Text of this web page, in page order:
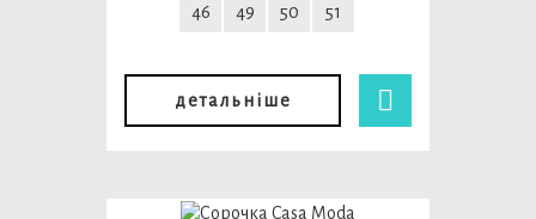
46 49 50 51
детальніше